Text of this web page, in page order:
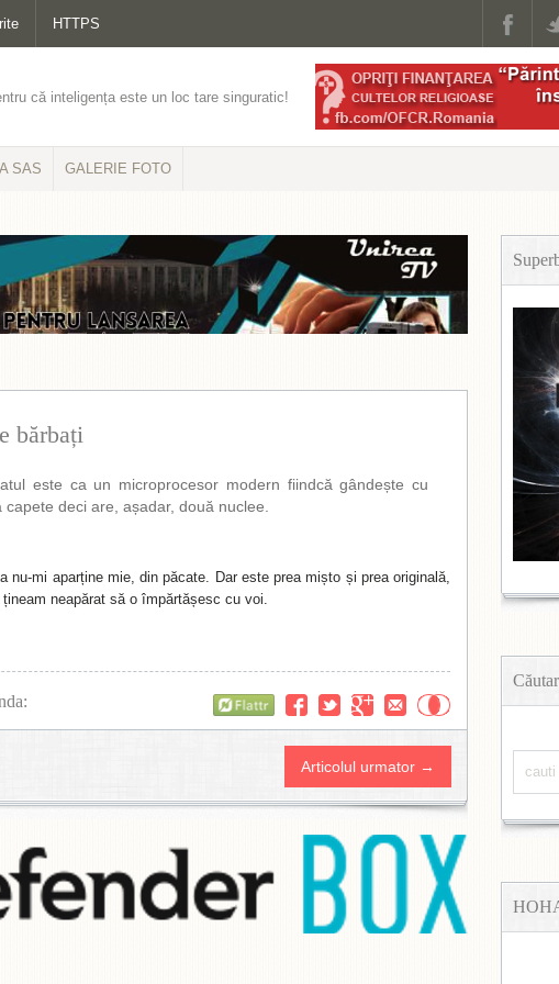
HTTPS
că inteligența este un loc tare singuratic!
SAS GALERIE FOTO
bărbați
este ca un microprocesor modern fiindcă gândește cu
capete deci are, așadar, două nuclee.
nu-mi aparține mie, din păcate. Dar este prea mișto și prea originală,
țineam neapărat să o împărtășesc cu voi.
Articolul urmator →